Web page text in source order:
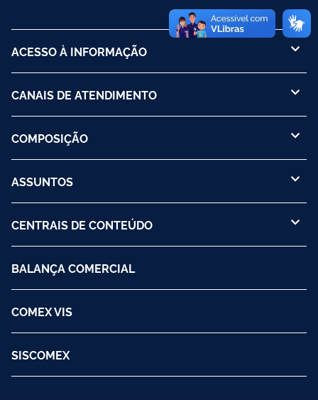
ACESSO À INFORMAÇÃO
CANAIS DE ATENDIMENTO
COMPOSIÇÃO
ASSUNTOS
CENTRAIS DE CONTEÚDO
BALANÇA COMERCIAL
COMEX VIS
SISCOMEX